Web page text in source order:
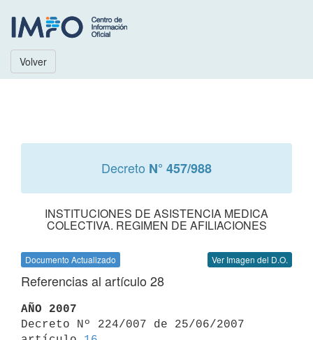
Volver
Decreto N° 457/988
INSTITUCIONES DE ASISTENCIA MEDICA
COLECTIVA. REGIMEN DE AFILIACIONES
Documento Actualizado Ver Imagen del D.O.
Referencias al artículo 28
AÑO 2007
Decreto Nº 224/007 de 25/06/2007